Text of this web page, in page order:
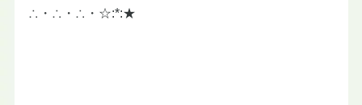
∴・∴・∴・☆:*:★